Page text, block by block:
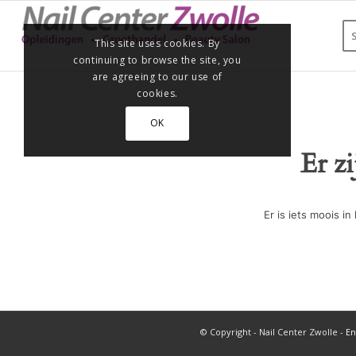
Er
Er is iets moois
© Copyright - Nail Center Zwolle -
This site uses cookies. By
continuing to browse the site, you
are agreeing to our use of
cookies.
OK